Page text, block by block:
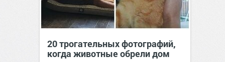
20 трогательных фотографий,
когда животные обрели дом